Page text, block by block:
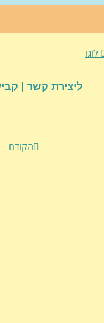
ליצירת קשר |
הקודם